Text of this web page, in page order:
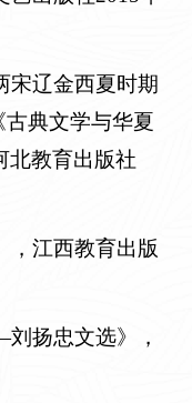
宋辽金西夏时期
古典文学与华夏
北教育出版社
，江西教育出版
扬忠文选》，